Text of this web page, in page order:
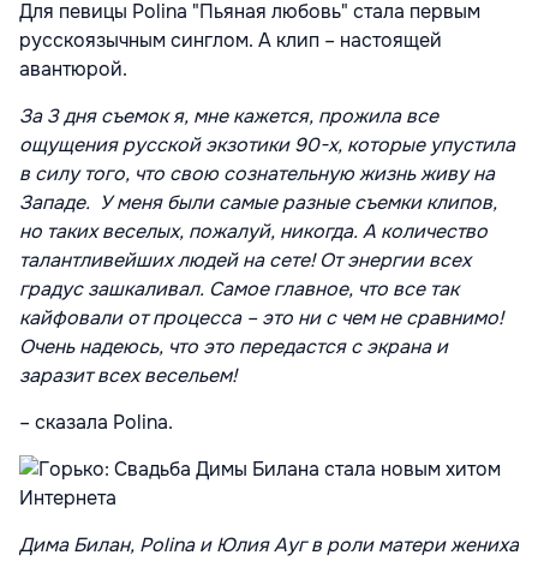
Для певицы Polina "Пьяная любовь" стала первым
русскоязычным синглом. А клип – настоящей
авантюрой.
За 3 дня съемок я, мне кажется, прожила все
ощущения русской экзотики 90-х, которые упустила
в силу того, что свою сознательную жизнь живу на
Западе. У меня были самые разные съемки клипов,
но таких веселых, пожалуй, никогда. А количество
талантливейших людей на сете! От энергии всех
градус зашкаливал. Самое главное, что все так
кайфовали от процесса – это ни с чем не сравнимо!
Очень надеюсь, что это передастся с экрана и
заразит всех весельем!
– сказала Polina.
Дима Билан, Polina и Юлия Ауг в роли матери жениха